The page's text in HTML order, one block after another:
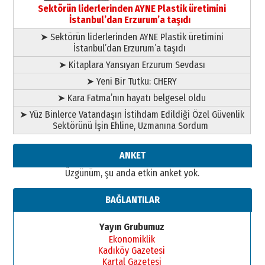
bir vizyon proje daha!
02 Ağustos 2026 Pazar
Sektörün liderlerinden AYNE Plastik üretimini
İstanbul’dan Erzurum’a taşıdı
➤ Sektörün liderlerinden AYNE Plastik üretimini
İstanbul’dan Erzurum’a taşıdı
➤ Kitaplara Yansıyan Erzurum Sevdası
➤ Yeni Bir Tutku: CHERY
➤ Kara Fatma’nın hayatı belgesel oldu
➤ Yüz Binlerce Vatandaşın İstihdam Edildiği Özel Güvenlik
Sektörünü İşin Ehline, Uzmanına Sordum
ANKET
Üzgünüm, şu anda etkin anket yok.
BAĞLANTILAR
Yayın Grubumuz
Ekonomiklik
Kadıköy Gazetesi
Kartal Gazetesi